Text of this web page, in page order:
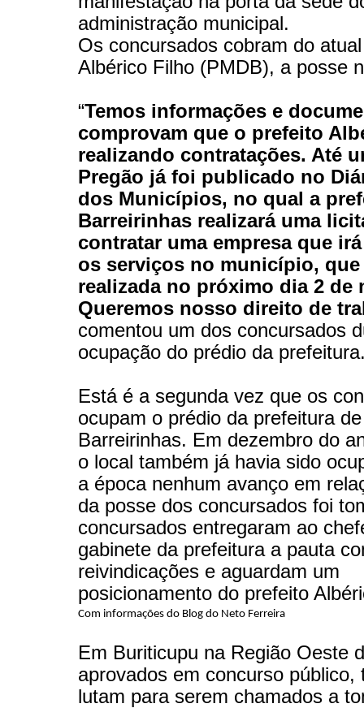
administração municipal.
Os concursados cobram do
Albérico Filho (PMDB), a posse
“Temos informações e
comprovam que o prefeito
realizando contratações. Até
Pregão já foi publicado no
dos Municípios, no qual a
Barreirinhas realizará uma
contratar uma empresa que
os serviços no município, que
realizada no próximo dia 2 de
Queremos nosso direito de
comentou um dos concursados
ocupação do prédio da
Está é a segunda vez que os
ocupam o prédio da prefeitura de
Barreirinhas. Em dezembro do
o local também já havia sido
a época nenhum avanço em
da posse dos concursados foi
concursados entregaram ao
gabinete da prefeitura a pauta
reivindicações e aguardam um
posicionamento do prefeito
Com informações do Blog do Neto Ferreira
Em Buriticupu na Região Oeste
aprovados em concurso público,
lutam para serem chamados a